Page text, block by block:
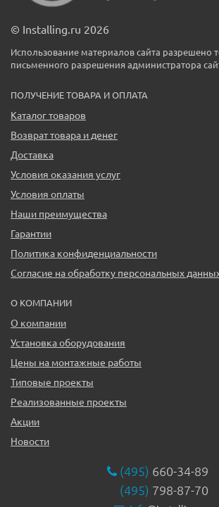
© Installing.ru 2026
Использование материалов сайта разрешено
письменного разрешения администратора
ПОЛУЧЕНИЕ ТОВАРА И ОПЛАТА
Каталог товаров
Возврат товара и денег
Доставка
Условия оказания услуг
Условия оплаты
Наши преимущества
Гарантии
Политика конфиденциальности
Согласие на обработку персональных
О КОМПАНИИ
О компании
Установка оборудования
Цены на монтажные работы
Типовые проекты
Реализованные проекты
Акции
Новости
(495) 660-34-89
(495) 798-87-70